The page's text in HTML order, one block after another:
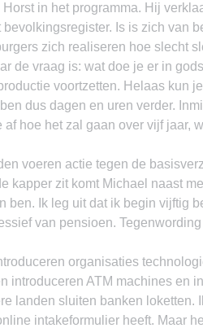
in het programma. Hij
Is is zich van
zich realiseren hoe slecht
de vraag is: wat doe je er in
voortzetten. Helaas kun
dus dagen en uren verder.
af hoe het zal gaan over vijf jaar,
voeren actie tegen de
kapper zit komt Michael naast
ben. Ik leg uit dat ik begin vijftig
van pensioen.
organisaties
introduceren ATM machines en
landen sluiten banken loketten.
intakeformulier heeft. Maar